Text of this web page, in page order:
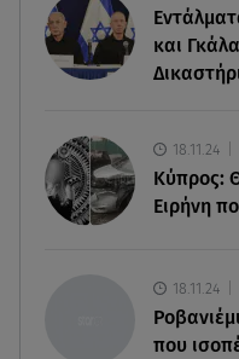
09.08.26 , 10:46
Μπαμπάς για
Κωνσταντέλιας
09.08.26 , 10:43
Αλέξης
παραλία και οι
ΕΦΕΤ: Ανακαλείται
και
18.11.24
Κύπρος:
Ειρήνη
18.11.24
που